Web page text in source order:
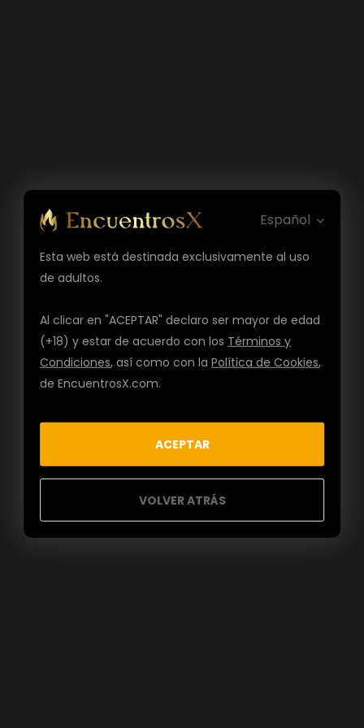
Español
Esta web está destinada exclusivamente al uso
de adultos.
Al clicar en "ACEPTAR" declaro ser mayor de edad
(+18) y estar de acuerdo con los Términos y
Condiciones, así como con laPolítica de Cookies,
de EncuentrosX.com.
ACEPTAR
VOLVER ATRÁS